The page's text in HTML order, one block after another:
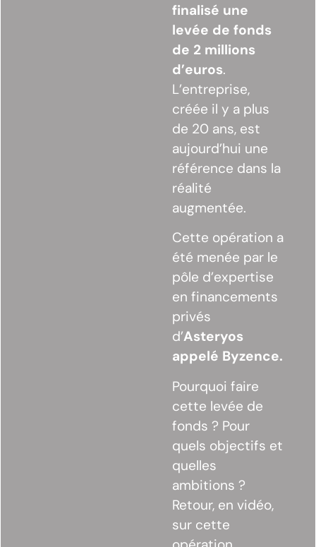
finalisé une
levée de fonds
de 2 millions
d’euros.
L’entreprise,
créée il y a plus
de 20 ans, est
aujourd’hui une
référence dans la
réalité
augmentée.
Cette opération a
été menée par le
pôle d’expertise
en financements
privés
d’Asteryos
appelé Byzence.
Pourquoi faire
cette levée de
fonds ? Pour
quels objectifs et
quelles
ambitions ?
Retour, en vidéo,
sur cette